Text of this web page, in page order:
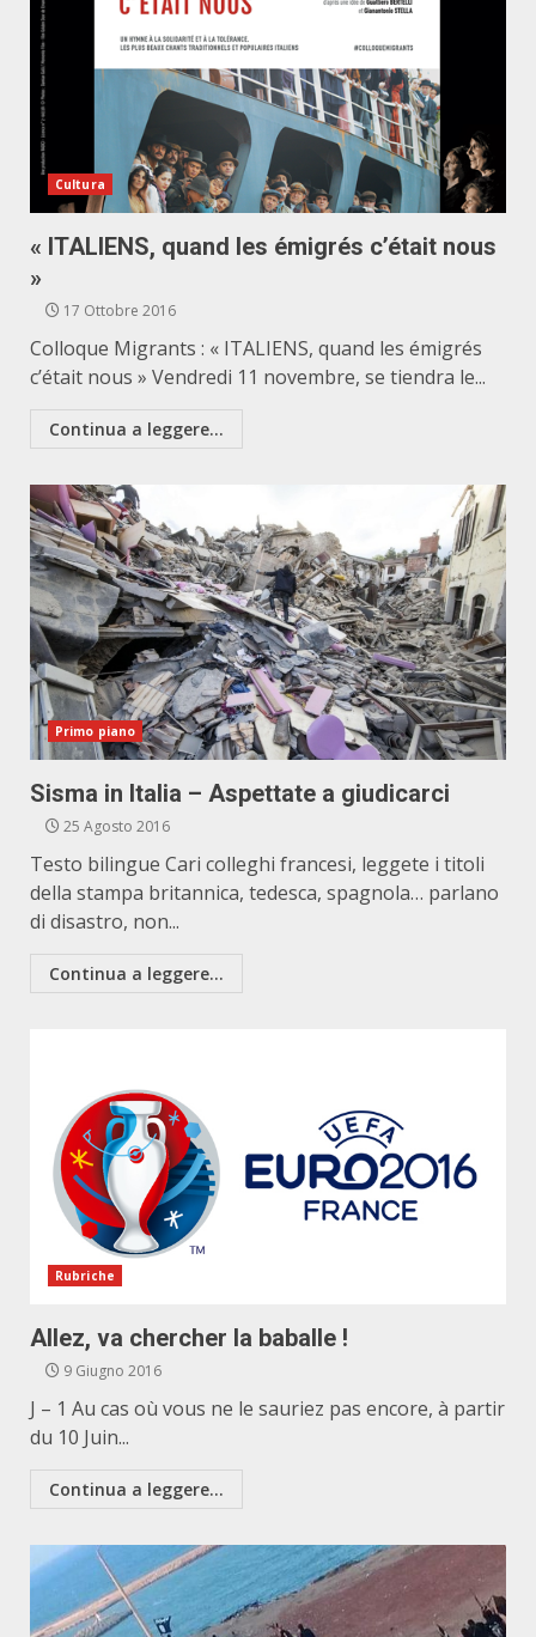
Cultura
« ITALIENS, quand les émigrés c’était nous
»
17 Ottobre 2016
Colloque Migrants : « ITALIENS, quand les émigrés
c’était nous » Vendredi 11 novembre, se tiendra le...
Continua a leggere...
Primo piano
Sisma in Italia – Aspettate a giudicarci
25 Agosto 2016
Testo bilingue Cari colleghi francesi, leggete i titoli
della stampa britannica, tedesca, spagnola… parlano
di disastro, non...
Continua a leggere...
Rubriche
Allez, va chercher la baballe !
9 Giugno 2016
J – 1 Au cas où vous ne le sauriez pas encore, à partir
du 10 Juin...
Continua a leggere...